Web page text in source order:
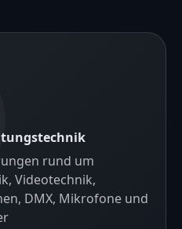
rund um
Videotechnik,
DMX, Mikrofone und